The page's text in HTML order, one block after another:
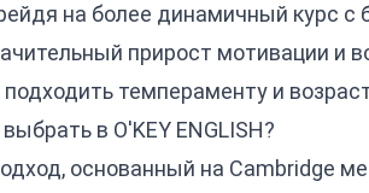
на более динамичный курс с
прирост мотивации и
темпераменту и
в O'KEY ENGLISH?
основанный на Cambridge